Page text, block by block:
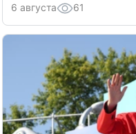
6 августа 61